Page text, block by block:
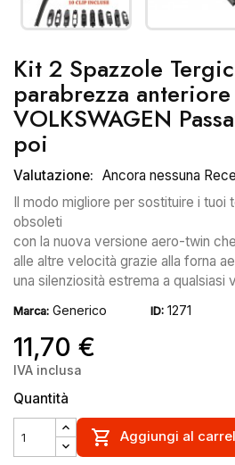
Kit 2 Spazzole
parabrezza
VOLKSWAGEN
poi
Valutazione: Ancora nessuna
Il modo migliore per sostituire i tuoi
obsoleti
con la nuova versione aero-twin
alle altre velocità grazie alla forna
una silenziosità estrema a qualsiasi
Marca: Generico ID: 1271
11,70 €
IVA inclusa
Quantità
 Aggiungi al